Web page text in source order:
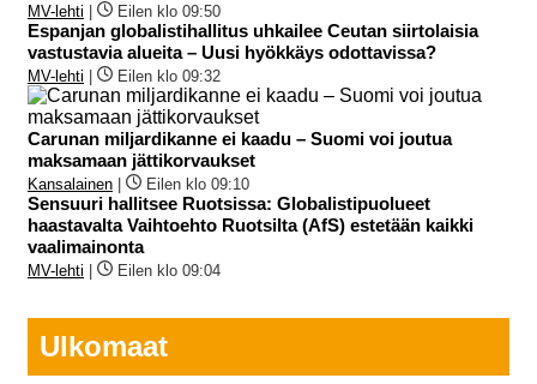
MV-lehti | Eilen klo 09:50
Espanjan globalistihallitus uhkailee Ceutan siirtolaisia
vastustavia alueita – Uusi hyökkäys odottavissa?
MV-lehti | Eilen klo 09:32
Carunan miljardikanne ei kaadu – Suomi voi joutua
maksamaan jättikorvaukset
Kansalainen | Eilen klo 09:10
Sensuuri hallitsee Ruotsissa: Globalistipuolueet
haastavalta Vaihtoehto Ruotsilta (AfS) estetään kaikki
vaalimainonta
MV-lehti | Eilen klo 09:04
Ulkomaat